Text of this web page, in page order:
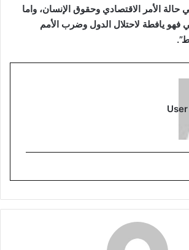
حالة الأمر الاقتصادي وحقوق الإنسان، واما
فهو يافطة لاحتلال الدول وضرب الأمم
User